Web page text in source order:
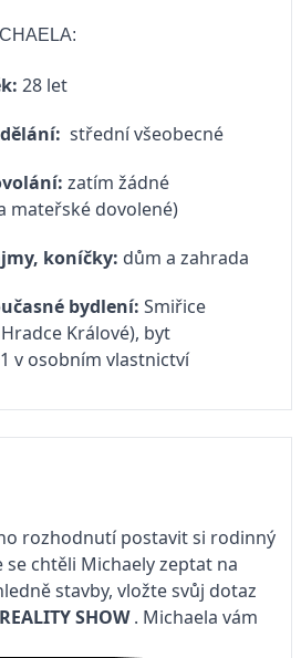
28 let
střední všeobecné
zatím žádné
mateřské dovolené)
koníčky: dům a zahrada
bydlení: Smiřice
Králové), byt
v osobním vlastnictví
rozhodnutí postavit si rodinný
se chtěli Michaely zeptat na
stavby, vložte svůj dotaz
REALITY SHOW. Michaela vám